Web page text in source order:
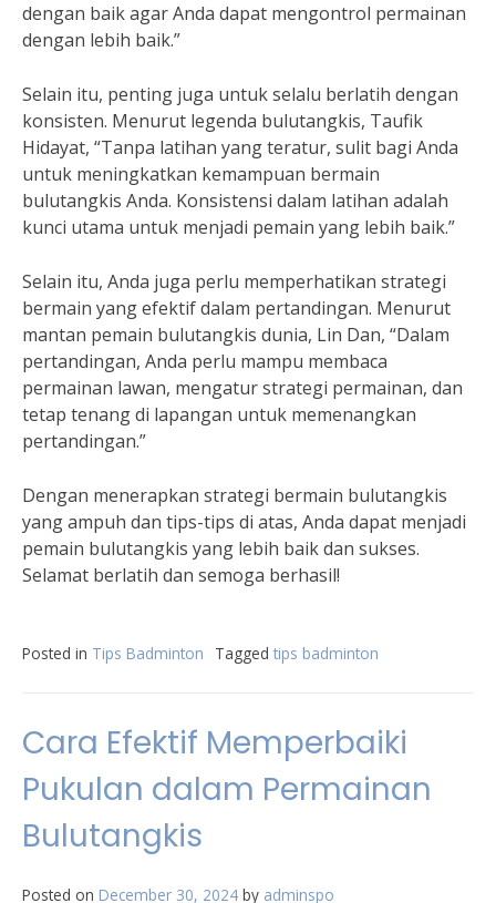
dengan baik agar Anda dapat mengontrol permainan
dengan lebih baik.”
Selain itu, penting juga untuk selalu berlatih dengan
konsisten. Menurut legenda bulutangkis, Taufik
Hidayat, “Tanpa latihan yang teratur, sulit bagi Anda
untuk meningkatkan kemampuan bermain
bulutangkis Anda. Konsistensi dalam latihan adalah
kunci utama untuk menjadi pemain yang lebih baik.”
Selain itu, Anda juga perlu memperhatikan strategi
bermain yang efektif dalam pertandingan. Menurut
mantan pemain bulutangkis dunia, Lin Dan, “Dalam
pertandingan, Anda perlu mampu membaca
permainan lawan, mengatur strategi permainan, dan
tetap tenang di lapangan untuk memenangkan
pertandingan.”
Dengan menerapkan strategi bermain bulutangkis
yang ampuh dan tips-tips di atas, Anda dapat menjadi
pemain bulutangkis yang lebih baik dan sukses.
Selamat berlatih dan semoga berhasil!
Posted in Tips Badminton Tagged tips badminton
Cara Efektif Memperbaiki
Pukulan dalam Permainan
Bulutangkis
Posted on December 30, 2024 by adminspo